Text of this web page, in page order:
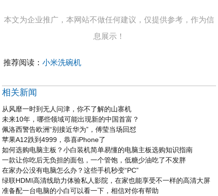
本文为企业推广，本网站不做任何建议，仅提供参考，作为信
息展示！
推荐阅读：小米洗碗机
相关新闻
从风靡一时到无人问津，你不了解的山寨机
未来10年，哪些领域可能出现新的中国首富？
佩洛西警告欧洲“别接近华为”，傅莹当场回怼
苹果A12跌到4999，恭喜iPhone了
如何选购电脑主板？小白装机简单易懂的电脑主板选购知识指南
一款让你吃后无负担的面包，一个管饱，低糖少油吃了不发胖
在家办公没有电脑怎么办？这些手机秒变“PC”
绿联HDMI高清线助力体验私人影院，在家也能享受不一样的高清大屏
准备配一台电脑的小白可以看一下，相信对你有帮助